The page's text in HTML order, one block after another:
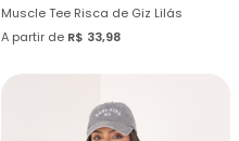
Muscle Tee Risca de Giz Lilás
A partir de R$ 33,98